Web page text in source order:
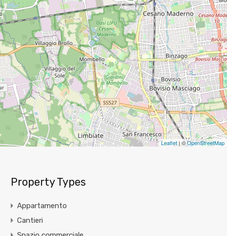
Leaflet | ©OpenStreetMap
Property Types
Appartamento
Cantieri